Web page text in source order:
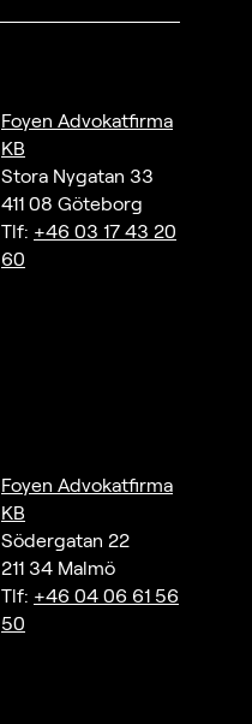
Foyen Advokatfirma
KB
Stora Nygatan 33
411 08 Göteborg
Tlf: +46 03 17 43 20
60
Foyen Advokatfirma
KB
Södergatan 22
211 34 Malmö
Tlf: +46 04 06 61 56
50